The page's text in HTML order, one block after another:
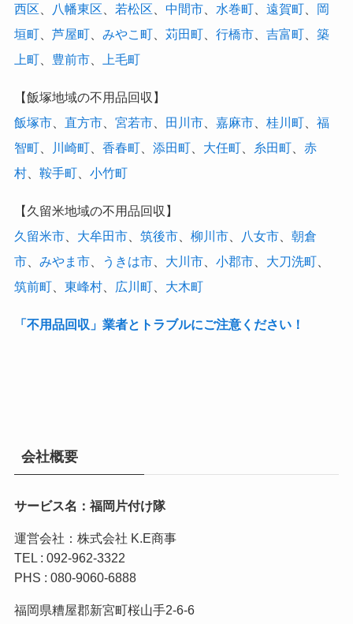
西区
八幡東区 若松区 中間市、 水巻町、 遠賀町、 岡
垣町、 芦屋町、 みやこ町、 苅田町、 行橋市、 吉富町、 築
上町、 豊前市、 上毛町
【飯塚地域の不用品回収】
飯塚市、 直方市、 宮若市、 田川市、 嘉麻市、 桂川町、 福
智町、 川崎町、 香春町、 添田町、 大任町、 糸田町、 赤
村、 鞍手町、 小竹町
【久留米地域の不用品回収】
久留米市、 大牟田市、 筑後市、 柳川市、 八女市、 朝倉
市、 みやま市、 うきは市、 大川市、 小郡市、 大刀洗町、
筑前町、 東峰村、 広川町、 大木町
「不用品回収」業者とトラブルにご注意ください！
会社概要
サービス名：福岡片付け隊
運営会社：株式会社 K.E商事
TEL : 092-962-3322
PHS : 080-9060-6888
福岡県糟屋郡新宮町桜山手2-6-6